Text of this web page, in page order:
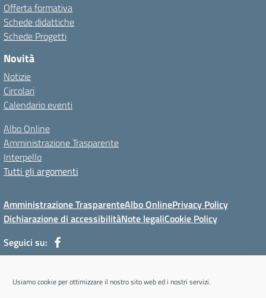
Usiamo cookie per ottimizzare il nostro sito web ed i nostri servizi.
Offerta formativa
Schede didattiche
Schede Progetti
Novità
Notizie
Circolari
Calendario eventi
Albo Online
Amministrazione Trasparente
Interpello
Tutti gli argomenti
Amministrazione TrasparenteAlbo OnlinePrivacy Policy
Dichiarazione di accessibilitàNote legaliCookie Policy
Seguici su:
Via Mur di Cadola, 12 - 32100 Belluno (BL) - Tel 0437/31143 - Mail: